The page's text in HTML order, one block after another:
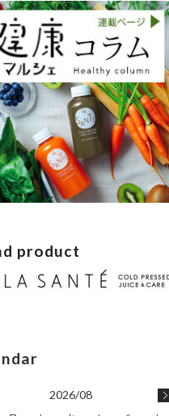
product
2026/08